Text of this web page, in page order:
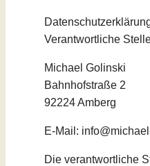
Verantwortliche
Michael Golinski
Bahnhofstraße 2
92224 Amberg
E-Mail:
Die verantwortliche